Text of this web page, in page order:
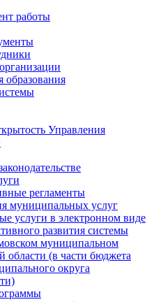
работы
образования
Управления
регламенты
муниципальных услуг
услуги в электронном виде
развития системы
муниципальном
области (в части бюджета
округа